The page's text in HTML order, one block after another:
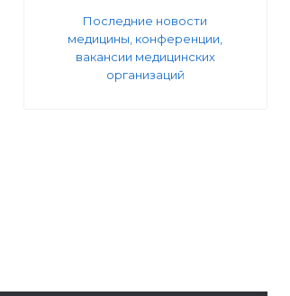
Последние новости
медицины, конференции,
вакансии медицинских
организаций